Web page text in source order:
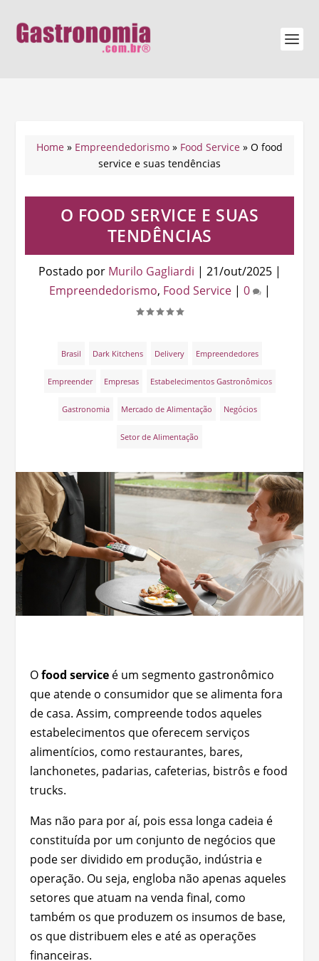
Home » Empreendedorismo » Food Service » O food
service e suas tendências
O FOOD SERVICE E SUAS
TENDÊNCIAS
Postado por Murilo Gagliardi | 21/out/2025|
Empreendedorismo, Food Service| 0 |
Brasil Dark Kitchens Delivery Empreendedores
Empreender Empresas Estabelecimentos Gastronômicos
Gastronomia Mercado de Alimentação Negócios
Setor de Alimentação
Ofood service é um segmento gastronômico
que atende o consumidor que se alimenta fora
de casa. Assim, compreende todos aqueles
estabelecimentos que oferecem serviços
alimentícios, como restaurantes, bares,
lanchonetes, padarias, cafeterias, bistrôs e food
trucks.
Mas não para por aí, pois essa longa cadeia é
constituída por um conjunto de negócios que
pode ser dividido em produção, indústria e
operação. Ou seja, engloba não apenas aqueles
setores que atuam na venda final, como
também os que produzem os insumos de base,
os que distribuem eles e até as operações
financeiras.